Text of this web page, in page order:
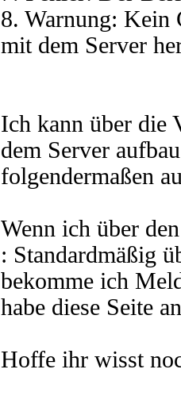
8. Warnung: Kein
mit dem Server
Ich kann über die
dem Server
folgendermaßen
Wenn ich über
: Standardmäßig
bekomme ich
habe diese Seite
Hoffe ihr wisst